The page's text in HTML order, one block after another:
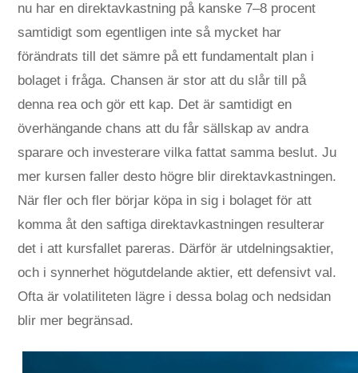
nu har en direktavkastning på kanske 7–8 procent
samtidigt som egentligen inte så mycket har
förändrats till det sämre på ett fundamentalt plan i
bolaget i fråga. Chansen är stor att du slår till på
denna rea och gör ett kap. Det är samtidigt en
överhängande chans att du får sällskap av andra
sparare och investerare vilka fattat samma beslut. Ju
mer kursen faller desto högre blir direktavkastningen.
När fler och fler börjar köpa in sig i bolaget för att
komma åt den saftiga direktavkastningen resulterar
det i att kursfallet pareras. Därför är utdelningsaktier,
och i synnerhet högutdelande aktier, ett defensivt val.
Ofta är volatiliteten lägre i dessa bolag och nedsidan
blir mer begränsad.